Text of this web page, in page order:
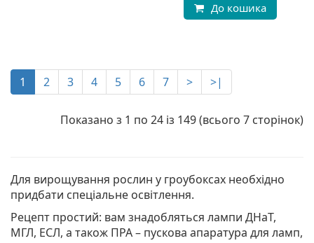
До кошика
1 2 3 4 5 6 7 > >|
Показано з 1 по 24 із 149 (всього 7 сторінок)
Для вирощування рослин у гроубоксах необхідно
придбати спеціальне освітлення.
Рецепт простий: вам знадобляться лампи ДНаТ,
МГЛ, ЕСЛ, а також ПРА – пускова апаратура для ламп,